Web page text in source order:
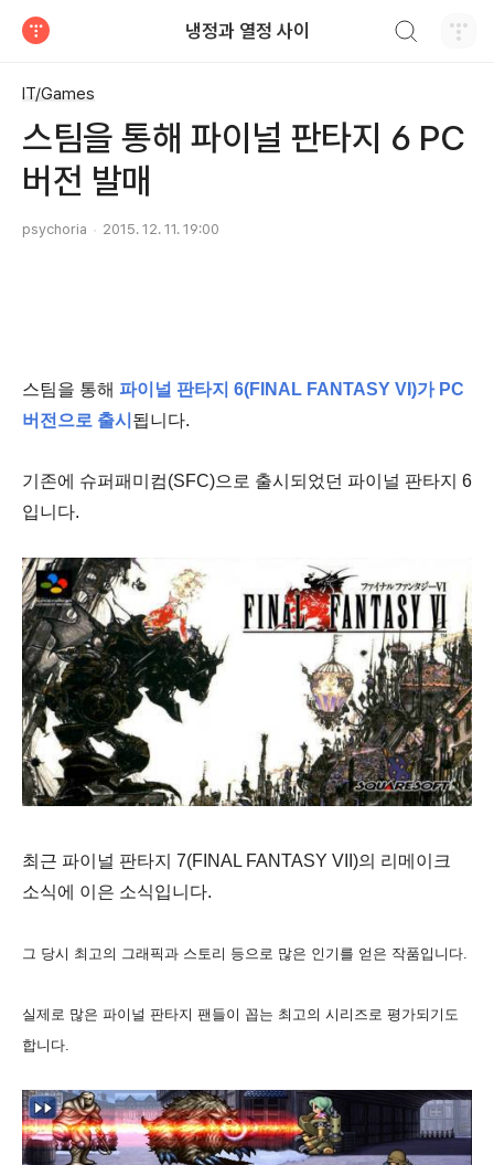
냉정과 열정 사이
IT/Games
스팀을 통해 파이널 판타지 6 PC
버전 발매
psychoria 2015. 12. 11. 19:00
스팀을 통해 파이널 판타지 6(FINAL FANTASY VI)가 PC
버전으로 출시 됩니다.
기존에 슈퍼패미컴(SFC)으로 출시되었던 파이널 판타지 6
입니다.
최근 파이널 판타지 7(FINAL FANTASY VII)의 리메이크
소식에 이은 소식입니다.
그 당시 최고의 그래픽과 스토리 등으로 많은 인기를 얻은 작품입니다.
실제로 많은 파이널 판타지 팬들이 꼽는 최고의 시리즈로 평가되기도
합니다.